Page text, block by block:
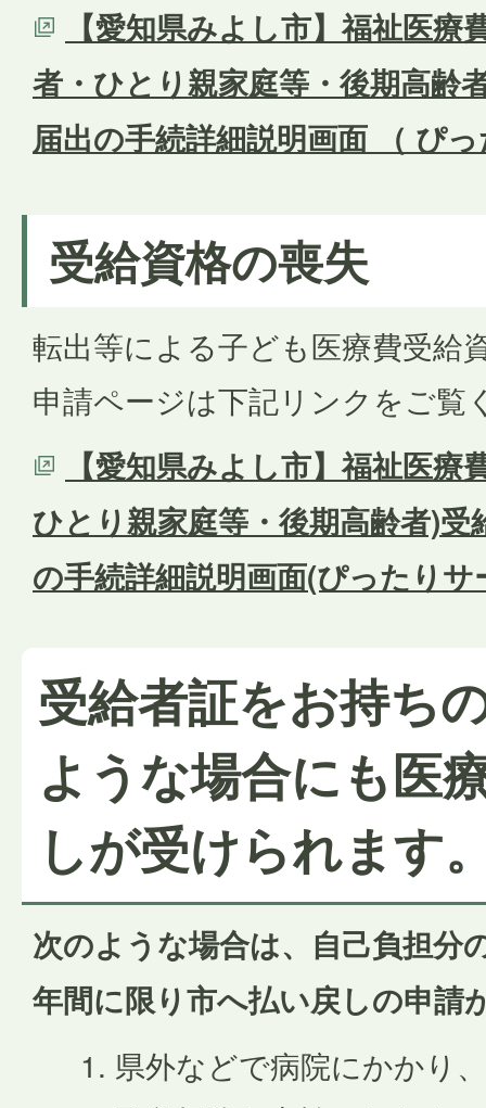
【愛知県みよし市】福祉医
者・ひとり親家庭等・後期高齢
届出の手続詳細説明画面 （ ぴ
受給資格の喪失
転出等による子ども医療費受給
申請ページは下記リンクをご覧
【愛知県みよし市】福祉医
ひとり親家庭等・後期高齢者)
の手続詳細説明画面(ぴったりサ
受給者証をお持ち
ような場合にも医
しが受けられます
次のような場合は、自己負担分
年間に限り市へ払い戻しの申請
県外などで病院にかかり